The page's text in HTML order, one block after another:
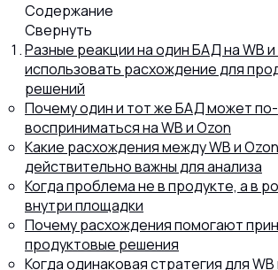
Статьи
8 (800) 302-77-51
Содержание
Свернуть
Разные реакции на один БАД на WB и
использовать расхождение для
решений
Почему один и тот же БАД может
восприниматься на WB и Ozon
Какие расхождения между WB и Ozon
действительно важны для анализа
Когда проблема не в продукте, а в
внутри площадки
Почему расхождения помогают
продуктовые решения
Когда одинаковая стратегия для WB